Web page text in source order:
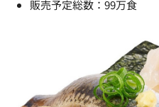
販売予定総数：99万食